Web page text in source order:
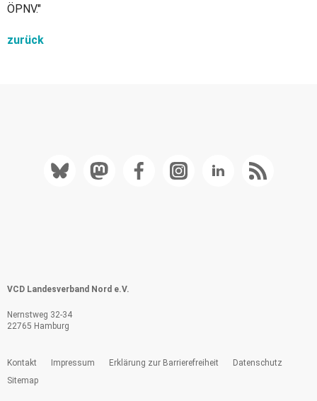
ÖPNV."
zurück
VCD Landesverband Nord e.V.
Nernstweg 32-34
22765 Hamburg
Kontakt Impressum Erklärung zur Barrierefreiheit
Datenschutz
Sitemap